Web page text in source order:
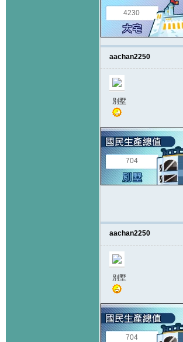
4230
aachan2250
別墅
704
aachan2250
別墅
704